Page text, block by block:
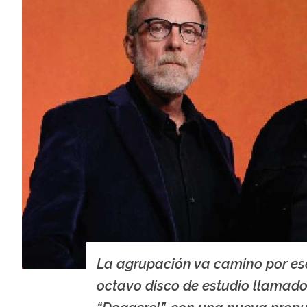
La agrupación va camino por
octavo disco de estudio